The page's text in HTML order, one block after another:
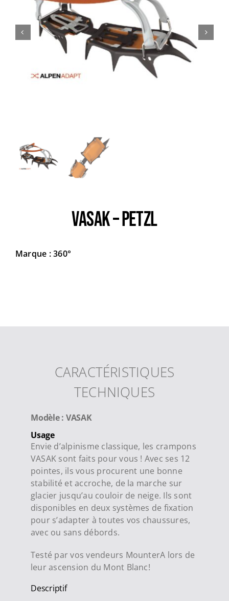
Trail
Escalade / Alpinisme
Bons Plans
VASAK – PETZL
Marque : 360°
CARACTÉRISTIQUES
TECHNIQUES
Modèle : VASAK
Usage
Envie d’alpinisme classique, les crampons
VASAK sont faits pour vous ! Avec ses 12
pointes, ils vous procurent une bonne
stabilité et accroche, de la marche sur
glacier jusqu’au couloir de neige. Ils sont
disponibles en deux systèmes de fixation
pour s’adapter à toutes vos chaussures,
avec ou sans débords.
Testé par vos vendeurs MounterA lors de
leur ascension du Mont Blanc!
Descriptif